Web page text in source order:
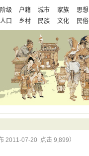
阶级 户籍 城市 家族 思想
人口 乡村 民族 文化 民俗
2011-07-20 点击 9,899）